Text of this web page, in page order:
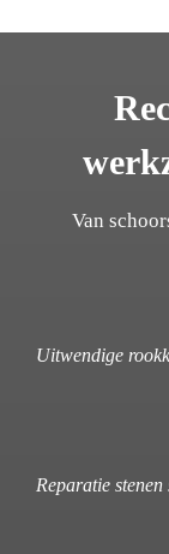
Van
Uitwendige
Reparatie stenen